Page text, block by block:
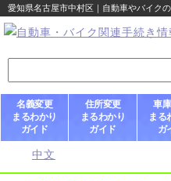
愛知県名古屋市中村区｜自動車やバイクの
名義変更
まるわかり
ガイド
住所変更
まるわかり
ガイド
車
まる
ガ
中文